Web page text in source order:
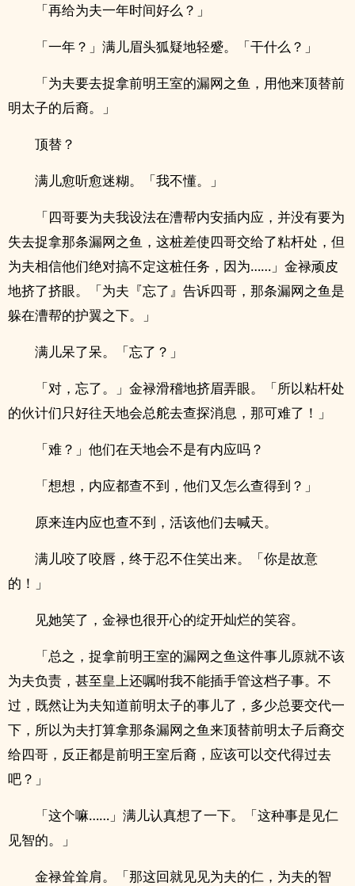
「再给为夫一年时间好么？」
「一年？」满儿眉头狐疑地轻蹙。「干什么？」
「为夫要去捉拿前明王室的漏网之鱼，用他来顶替前
明太子的后裔。」
顶替？
满儿愈听愈迷糊。「我不懂。」
「四哥要为夫我设法在漕帮内安插内应，并没有要为
失去捉拿那条漏网之鱼，这桩差使四哥交给了粘杆处，但
为夫相信他们绝对搞不定这桩任务，因为……」金禄顽皮
地挤了挤眼。「为夫『忘了』告诉四哥，那条漏网之鱼是
躲在漕帮的护翼之下。」
满儿呆了呆。「忘了？」
「对，忘了。」金禄滑稽地挤眉弄眼。「所以粘杆处
的伙计们只好往天地会总舵去查探消息，那可难了！」
「难？」他们在天地会不是有内应吗？
「想想，内应都查不到，他们又怎么查得到？」
原来连内应也查不到，活该他们去喊天。
满儿咬了咬唇，终于忍不住笑出来。「你是故意
的！」
见她笑了，金禄也很开心的绽开灿烂的笑容。
「总之，捉拿前明王室的漏网之鱼这件事儿原就不该
为夫负责，甚至皇上还嘱咐我不能插手管这档子事。不
过，既然让为夫知道前明太子的事儿了，多少总要交代一
下，所以为夫打算拿那条漏网之鱼来顶替前明太子后裔交
给四哥，反正都是前明王室后裔，应该可以交代得过去
吧？」
「这个嘛……」满儿认真想了一下。「这种事是见仁
见智的。」
金禄耸耸肩。「那这回就见见为夫的仁，为夫的智